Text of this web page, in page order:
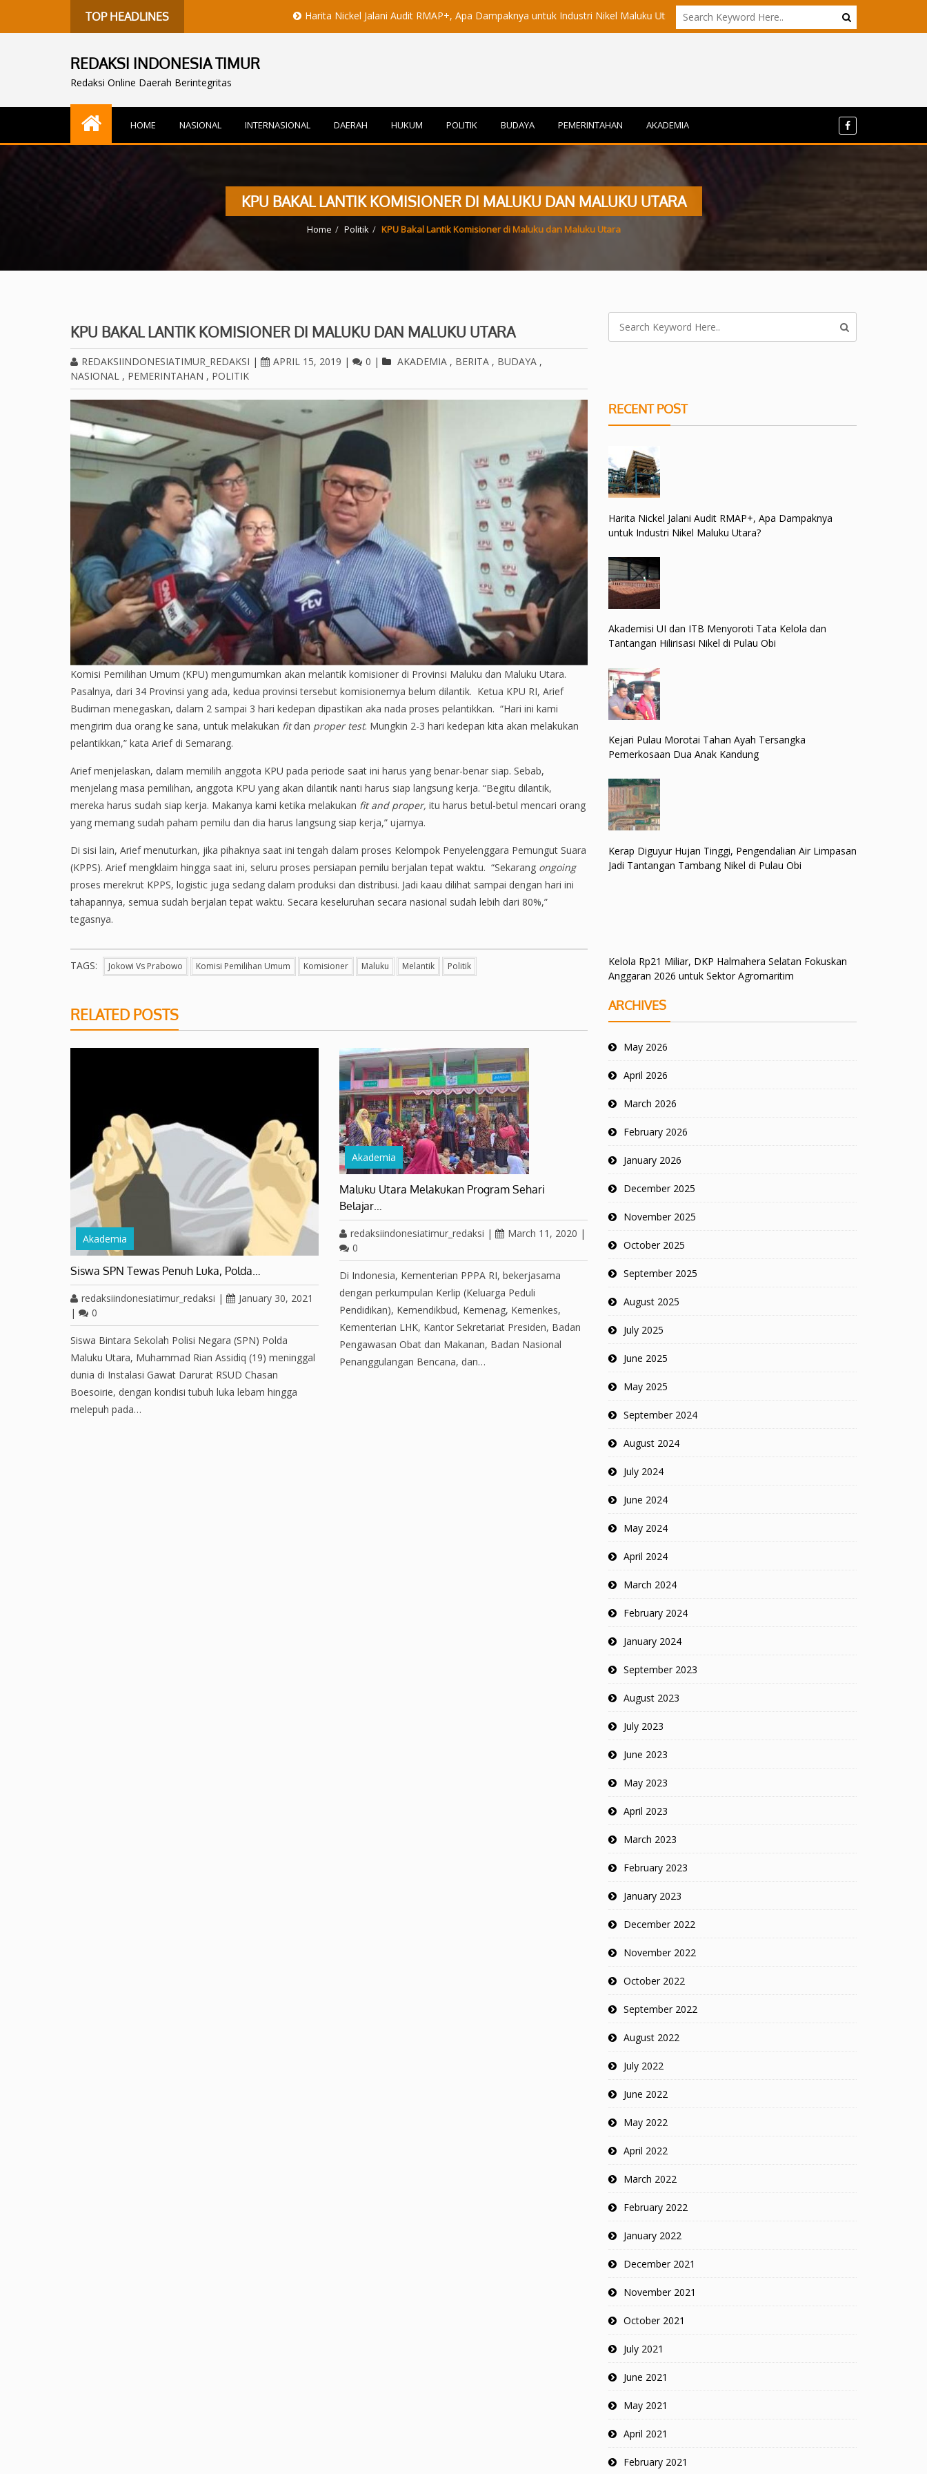
TOP HEADLINES Harita Nickel Jalani Audit RMAP+, Apa Dampaknya untuk Industri Nikel Maluku Utara? Akademisi UI dan ITB Menyoroti Tata Kelola dan
REDAKSI INDONESIA TIMUR
Redaksi Online Daerah Berintegritas
HOME NASIONAL INTERNASIONAL DAERAH HUKUM POLITIK BUDAYA PEMERINTAHAN AKADEMIA
KPU BAKAL LANTIK KOMISIONER DI MALUKU DAN MALUKU UTARA
Home Politik KPU Bakal Lantik Komisioner di Maluku dan Maluku Utara
KPU BAKAL LANTIK KOMISIONER DI MALUKU DAN MALUKU UTARA
REDAKSIINDONESIATIMUR_REDAKSI | APRIL 15, 2019 | 0 | AKADEMIA , BERITA , BUDAYA ,
NASIONAL , PEMERINTAHAN , POLITIK
Komisi Pemilihan Umum (KPU) mengumumkan akan melantik komisioner di Provinsi Maluku dan Maluku Utara.
Pasalnya, dari 34 Provinsi yang ada, kedua provinsi tersebut komisionernya belum dilantik. Ketua KPU RI, Arief
Budiman menegaskan, dalam 2 sampai 3 hari kedepan dipastikan aka nada proses pelantikkan. “Hari ini kami
mengirim dua orang ke sana, untuk melakukan fitdan proper test. Mungkin 2-3 hari kedepan kita akan melakukan
pelantikkan,” kata Arief di Semarang.
Arief menjelaskan, dalam memilih anggota KPU pada periode saat ini harus yang benar-benar siap. Sebab,
menjelang masa pemilihan, anggota KPU yang akan dilantik nanti harus siap langsung kerja. “Begitu dilantik,
mereka harus sudah siap kerja. Makanya kami ketika melakukan fit and proper, itu harus betul-betul mencari orang
yang memang sudah paham pemilu dan dia harus langsung siap kerja,” ujarnya.
Di sisi lain, Arief menuturkan, jika pihaknya saat ini tengah dalam proses Kelompok Penyelenggara Pemungut Suara
(KPPS). Arief mengklaim hingga saat ini, seluru proses persiapan pemilu berjalan tepat waktu. “Sekarang ongoing
proses merekrut KPPS, logistic juga sedang dalam produksi dan distribusi. Jadi kaau dilihat sampai dengan hari ini
tahapannya, semua sudah berjalan tepat waktu. Secara keseluruhan secara nasional sudah lebih dari 80%,”
tegasnya.
TAGS: Jokowi Vs Prabowo Komisi Pemilihan Umum Komisioner Maluku Melantik Politik
RELATED POSTS
Akademia
Siswa SPN Tewas Penuh Luka, Polda…
redaksiindonesiatimur_redaksi |
January 30, 2021
|
0
Siswa Bintara Sekolah Polisi Negara (SPN) Polda
Maluku Utara, Muhammad Rian Assidiq (19) meninggal
dunia di Instalasi Gawat Darurat RSUD Chasan
Boesoirie, dengan kondisi tubuh luka lebam hingga
melepuh pada…
Akademia
Maluku Utara Melakukan Program Sehari
Belajar…
redaksiindonesiatimur_redaksi | March 11, 2020 |
0
Di Indonesia, Kementerian PPPA RI, bekerjasama
dengan perkumpulan Kerlip (Keluarga Peduli
Pendidikan), Kemendikbud, Kemenag, Kemenkes,
Kementerian LHK, Kantor Sekretariat Presiden, Badan
Pengawasan Obat dan Makanan, Badan Nasional
Penanggulangan Bencana, dan…
RECENT POST
Harita Nickel Jalani Audit RMAP+, Apa Dampaknya
untuk Industri Nikel Maluku Utara?
Akademisi UI dan ITB Menyoroti Tata Kelola dan
Tantangan Hilirisasi Nikel di Pulau Obi
Kejari Pulau Morotai Tahan Ayah Tersangka
Pemerkosaan Dua Anak Kandung
Kerap Diguyur Hujan Tinggi, Pengendalian Air Limpasan
Jadi Tantangan Tambang Nikel di Pulau Obi
Kelola Rp21 Miliar, DKP Halmahera Selatan Fokuskan
Anggaran 2026 untuk Sektor Agromaritim
ARCHIVES
May 2026
April 2026
March 2026
February 2026
January 2026
December 2025
November 2025
October 2025
September 2025
August 2025
July 2025
June 2025
May 2025
September 2024
August 2024
July 2024
June 2024
May 2024
April 2024
March 2024
February 2024
January 2024
September 2023
August 2023
July 2023
June 2023
May 2023
April 2023
March 2023
February 2023
January 2023
December 2022
November 2022
October 2022
September 2022
August 2022
July 2022
June 2022
May 2022
April 2022
March 2022
February 2022
January 2022
December 2021
November 2021
October 2021
July 2021
June 2021
May 2021
April 2021
February 2021